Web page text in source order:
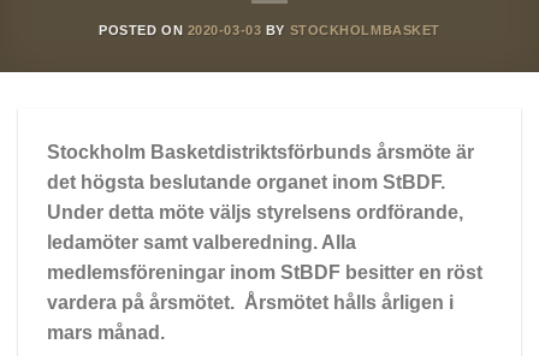
POSTED ON 2020-03-03 BY STOCKHOLMBASKET
Stockholm Basketdistriktsförbunds årsmöte är
det högsta beslutande organet inom StBDF.
Under detta möte väljs styrelsens ordförande,
ledamöter samt valberedning. Alla
medlemsföreningar inom StBDF besitter en röst
vardera på årsmötet. Årsmötet hålls årligen i
mars månad.